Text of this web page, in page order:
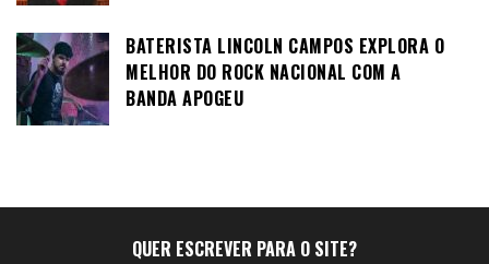
BATERISTA LINCOLN CAMPOS EXPLORA O
MELHOR DO ROCK NACIONAL COM A
BANDA APOGEU
QUER ESCREVER PARA O SITE?